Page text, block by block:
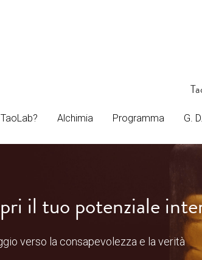
Alchimia Programma G.
Alchimia Programma G.
il tuo potenziale
verso la consapevolezza e la verità